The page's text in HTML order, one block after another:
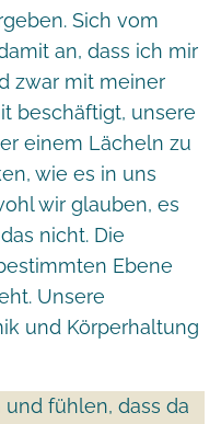
Sich vom
an, dass ich mir
zwar mit meiner
beschäftigt, unsere
einem Lächeln zu
wie es in uns
wir glauben, es
nicht. Die
Ebene
Unsere
und Körperhaltung
fühlen, dass da